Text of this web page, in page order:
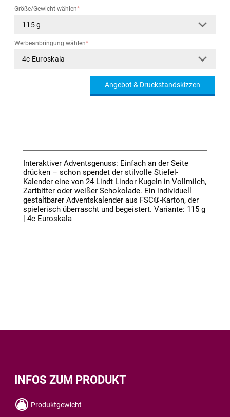
Größe/Gewicht wählen*
Werbeanbringung wählen*
Angebot & Druckstandskizzen
Interaktiver Adventsgenuss: Einfach an der Seite
drücken – schon spendet der stilvolle Stiefel-
Kalender eine von 24 Lindt Lindor Kugeln in Vollmilch,
Zartbitter oder weißer Schokolade. Ein individuell
gestaltbarer Adventskalender aus FSC®-Karton, der
spielerisch überrascht und begeistert. Variante: 115 g
| 4c Euroskala
INFOS ZUM PRODUKT
Produktgewicht